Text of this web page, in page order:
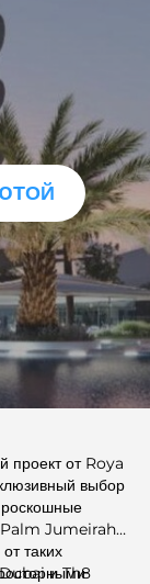
от Roya
выбор
Palm Jumeirah
таких
Dubai и Th8